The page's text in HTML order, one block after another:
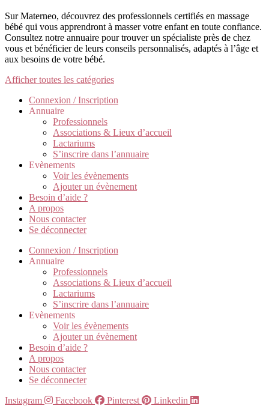
Sur Materneo, découvrez des professionnels certifiés en massage
bébé qui vous apprendront à masser votre enfant en toute confiance.
Consultez notre annuaire pour trouver un spécialiste près de chez
vous et bénéficier de leurs conseils personnalisés, adaptés à l’âge et
aux besoins de votre bébé.
Afficher toutes les catégories
Connexion / Inscription
Annuaire
Professionnels
Associations & Lieux d’accueil
Lactariums
S’inscrire dans l’annuaire
Evènements
Voir les évènements
Ajouter un évènement
Besoin d’aide ?
A propos
Nous contacter
Se déconnecter
Connexion / Inscription
Annuaire
Professionnels
Associations & Lieux d’accueil
Lactariums
S’inscrire dans l’annuaire
Evènements
Voir les évènements
Ajouter un évènement
Besoin d’aide ?
A propos
Nous contacter
Se déconnecter
Instagram
Facebook Pinterest
Linkedin